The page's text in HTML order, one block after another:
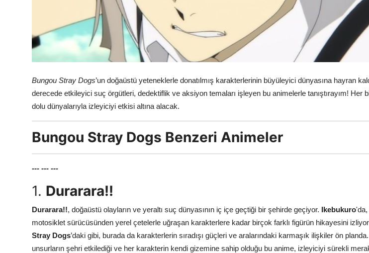
Bungou Stray Dogs’un doğaüstü yeteneklerle donatılmış karakterlerinin büyüleyici dünyasına hayran
derecede etkileyici suç örgütleri, dedektiflik ve aksiyon temaları işleyen bu animelerle tanıştırayım! Her
dolu dünyalarıyla izleyiciyi etkisi altına alacak.
Bungou Stray Dogs Benzeri Animeler
--- --- ---
1. Durarara!!
Durarara!!, doğaüstü olayların ve yeraltı suç dünyasının iç içe geçtiği bir şehirde geçiyor. Ikebukuro
motosiklet sürücüsünden yerel çetelerle uğraşan karakterlere kadar birçok farklı figürün hikayesini
Stray Dogs’daki gibi, burada da karakterlerin sıradışı güçleri ve aralarındaki karmaşık ilişkiler ön
unsurların şehri etkilediği ve her karakterin kendi gizemine sahip olduğu bu anime, izleyiciyi sürekli